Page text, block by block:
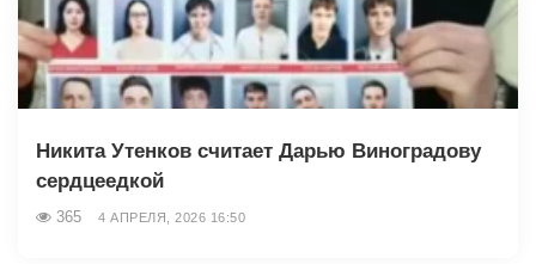
Никита Утенков считает Дарью Виноградову
сердцеедкой
365 4 АПРЕЛЯ, 2026 16:50